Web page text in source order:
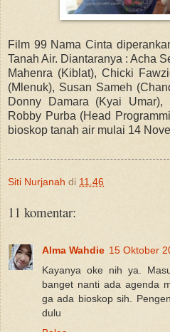
Film 99 Nama Cinta
Tanah Air. Diantaranya : Acha
Mahenra (Kiblat), Chicki
(Mlenuk), Susan Sameh
Donny Damara (Kyai
Robby Purba (Head
bioskop tanah air mulai 14
Siti Nurjanah di 11.46
11 komentar:
Alma Wahdie 15 Oktober
Kayanya oke nih ya.
banget nanti ada agenda
ga ada bioskop sih.
dulu